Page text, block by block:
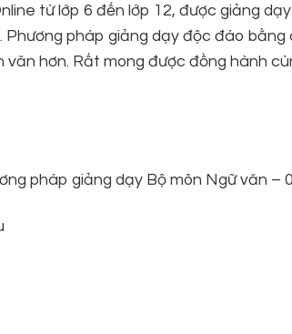
từ lớp 6 đến lớp 12, được giảng
Phương pháp giảng dạy độc đáo
hơn. Rất mong được đồng hành
pháp giảng dạy Bộ môn Ngữ văn –